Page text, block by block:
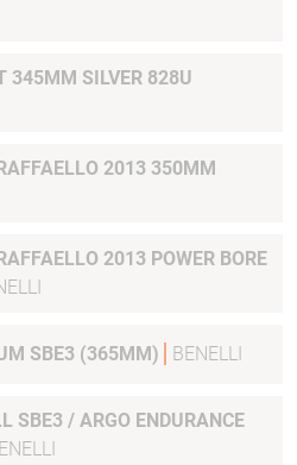
345MM SILVER 828U
2013 350MM
2013 POWER BORE
SBE3 (365MM) BENELLI
SBE3 / ARGO ENDURANCE